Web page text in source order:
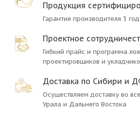
Продукция
Гарантия производителя 3
Проектное
Гибкий прайс и программа
проектировщиков и
Доставка по Сибири и
Осуществляем доставку во
Урала и Дальнего Востока